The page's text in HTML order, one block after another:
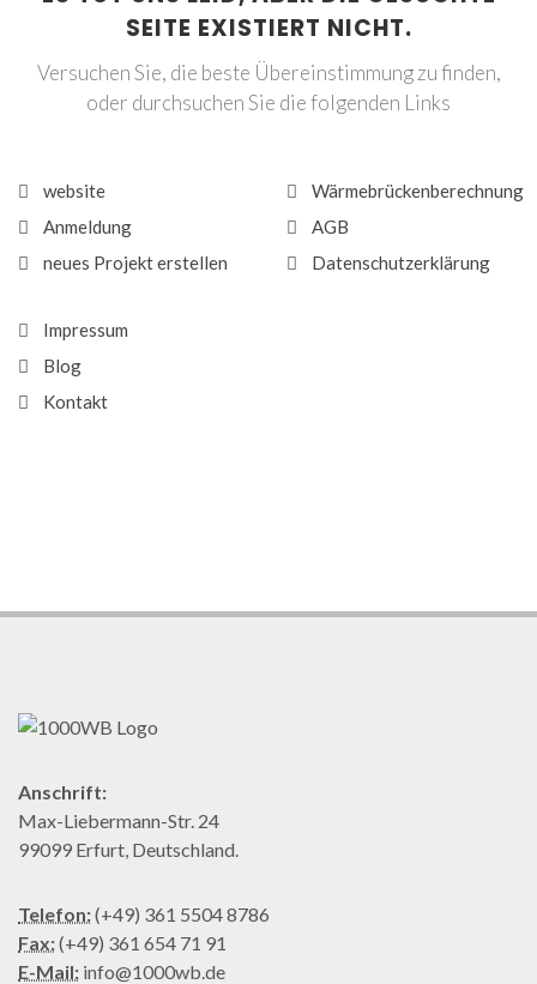
SEITE EXISTIERT NICHT.
Versuchen Sie, die beste Übereinstimmung zu finden,
oder durchsuchen Sie die folgenden Links
website
Anmeldung
neues Projekt erstellen
Wärmebrückenberechnung
AGB
Datenschutzerklärung
Impressum
Blog
Kontakt
Anschrift:
Max-Liebermann-Str. 24
99099 Erfurt, Deutschland.
Telefon:(+49) 361 5504 8786
Fax:(+49) 361 654 71 91
E-Mail: info@1000wb.de